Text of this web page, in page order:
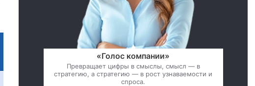
«Голос компании»
Превращает цифры в смыслы, смысл — в
стратегию, а стратегию — в рост узнаваемости и
спроса.